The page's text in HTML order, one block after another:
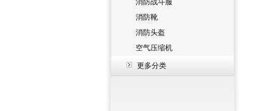
消防战斗服
消防靴
消防头盔
空气压缩机
更多分类